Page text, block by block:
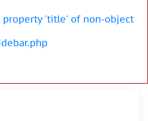
property 'title' of non-object